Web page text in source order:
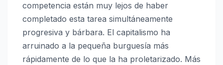
competencia están muy lejos de haber
completado esta tarea simultáneamente
progresiva y bárbara. El capitalismo ha
arruinado a la pequeña burguesía más
rápidamente de lo que la ha proletarizado. Más